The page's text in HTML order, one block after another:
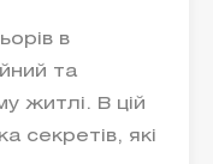
в
та
житлі. В цій
секретів, які